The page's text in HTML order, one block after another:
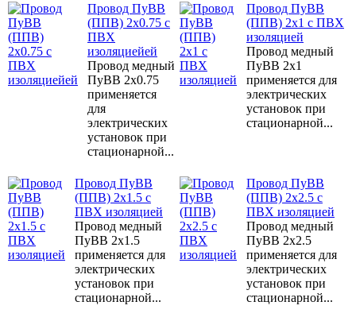
Провод ПуВВ
(ППВ) 2x0.75 с
ПВХ
изоляциейей
Провод медный
ПуВВ 2x0.75
применяется
для
электрических
установок при
стационарной...
Провод ПуВВ
(ППВ) 2x1 с ПВХ
изоляцией
Провод медный
ПуВВ 2x1
применяется для
электрических
установок при
стационарной...
Провод ПуВВ
(ППВ) 2x1.5 с
ПВХ изоляцией
Провод медный
ПуВВ 2x1.5
применяется для
электрических
установок при
стационарной...
Провод ПуВВ
(ППВ) 2x2.5 с
ПВХ изоляцией
Провод медный
ПуВВ 2x2.5
применяется для
электрических
установок при
стационарной...